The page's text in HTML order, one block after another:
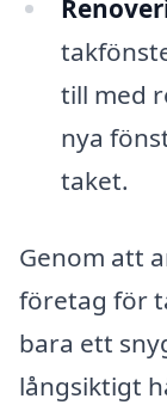
till med
nya
taket.
Genom att
företag för
bara ett
långsiktigt